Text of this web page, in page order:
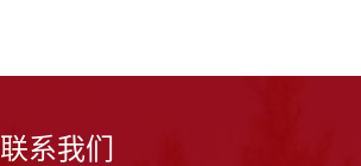
联系我们